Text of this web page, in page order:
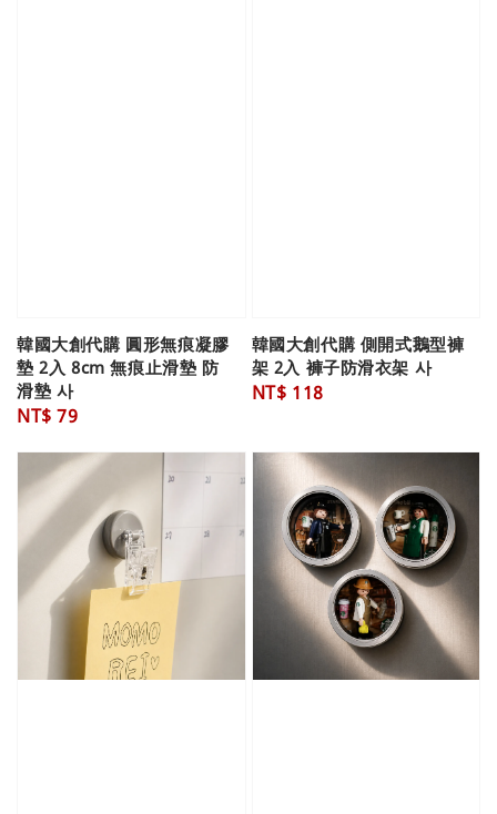
韓國大創代購 圓形無痕凝膠
墊 2入 8cm 無痕止滑墊 防
滑墊 사
Regular
NT$ 79
韓國大創代購 側開式鵝型褲
架 2入 褲子防滑衣架 사
Regular
NT$ 118